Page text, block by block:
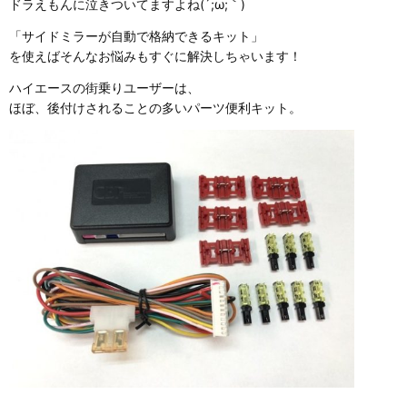
ドラえもんに泣きついてますよね(´;ω;｀)
「サイドミラーが自動で格納できるキット」
を使えばそんなお悩みもすぐに解決しちゃいます！
ハイエースの街乗りユーザーは、
ほぼ、後付けされることの多いパーツ便利キット。